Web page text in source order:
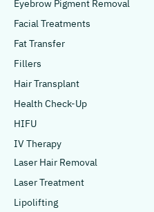
Eyebrow Pigment Removal
Facial Treatments
Fat Transfer
Fillers
Hair Transplant
Health Check-Up
HIFU
IV Therapy
Laser Hair Removal
Laser Treatment
Lipolifting